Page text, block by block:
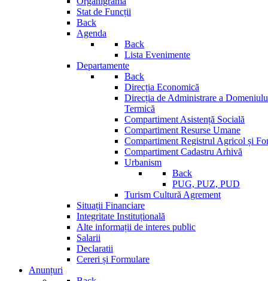
Stat de Funcții
Back
Agenda
Back
Lista Evenimente
Departamente
Back
Direcția Economică
Direcția de Administrare a
Termică
Compartiment Asistență Socială
Compartiment Resurse Umane
Compartiment Registrul Agricol și
Compartiment Cadastru Arhivă
Urbanism
Back
PUG, PUZ, PUD
Turism Cultură Agrement
Situații Financiare
Integritate Instituțională
Alte informații de interes public
Salarii
Declaratii
Cereri și Formulare
Anunțuri